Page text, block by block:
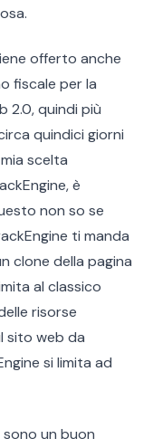
offerto anche
fiscale per la
2.0, quindi più
quindici giorni
scelta
è
non so se
ti manda
clone della pagina
al classico
risorse
sito web da
si limita ad
un buon